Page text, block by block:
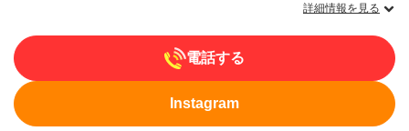
詳細情報を見る
電話する
Instagram